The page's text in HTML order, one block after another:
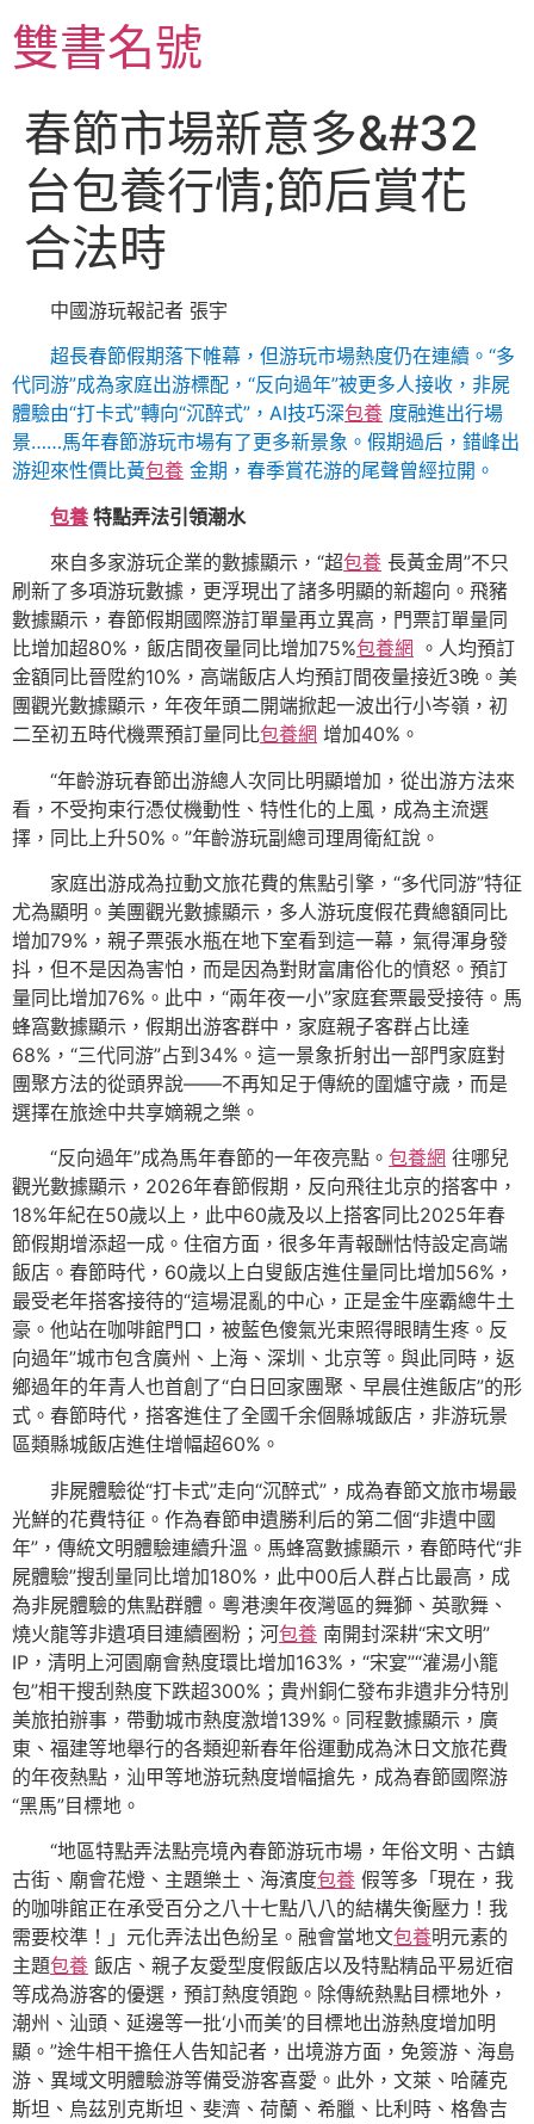
至
主雙書名號
春節市場新意多&#32
台包養行情;節后賞花
合法時
中國游玩報記者 張宇
超長春節假期落下帷幕，但游玩市場熱度仍在連續。“多
代同游”成為家庭出游標配，“反向過年”被更多人接收，非屍
體驗由“打卡式”轉向“沉醉式”，AI技巧深包養 度融進出行場
景……馬年春節游玩市場有了更多新景象。假期過后，錯峰出
游迎來性價比黃包養 金期，春季賞花游的尾聲曾經拉開。
包養 特點弄法引領潮水
來自多家游玩企業的數據顯示，“超包養 長黃金周”不只
刷新了多項游玩數據，更浮現出了諸多明顯的新趨向。飛豬
數據顯示，春節假期國際游訂單量再立異高，門票訂單量同
比增加超80%，飯店間夜量同比增加75%包養網 。人均預訂
金額同比晉陞約10%，高端飯店人均預訂間夜量接近3晚。美
團觀光數據顯示，年夜年頭二開端掀起一波出行小岑嶺，初
二至初五時代機票預訂量同比包養網 增加40%。
“年齡游玩春節出游總人次同比明顯增加，從出游方法來
看，不受拘束行憑仗機動性、特性化的上風，成為主流選
擇，同比上升50%。”年齡游玩副總司理周衛紅說。
家庭出游成為拉動文旅花費的焦點引擎，“多代同游”特征
尤為顯明。美團觀光數據顯示，多人游玩度假花費總額同比
增加79%，親子票張水瓶在地下室看到這一幕，氣得渾身發
抖，但不是因為害怕，而是因為對財富庸俗化的憤怒。預訂
量同比增加76%。此中，“兩年夜一小”家庭套票最受接待。馬
蜂窩數據顯示，假期出游客群中，家庭親子客群占比達
68%，“三代同游”占到34%。這一景象折射出一部門家庭對
團聚方法的從頭界說——不再知足于傳統的圍爐守歲，而是
選擇在旅途中共享嫡親之樂。
“反向過年”成為馬年春節的一年夜亮點。 包養網 往哪兒
觀光數據顯示，2026年春節假期，反向飛往北京的搭客中，
18%年紀在50歲以上，此中60歲及以上搭客同比2025年春
節假期增添超一成。住宿方面，很多年青報酬怙恃設定高端
飯店。春節時代，60歲以上白叟飯店進住量同比增加56%，
最受老年搭客接待的“這場混亂的中心，正是金牛座霸總牛土
豪。他站在咖啡館門口，被藍色傻氣光束照得眼睛生疼。反
向過年”城市包含廣州、上海、深圳、北京等。與此同時，返
鄉過年的年青人也首創了“白日回家團聚、早晨住進飯店”的形
式。春節時代，搭客進住了全國千余個縣城飯店，非游玩景
區類縣城飯店進住增幅超60%。
非屍體驗從“打卡式”走向“沉醉式”，成為春節文旅市場最
光鮮的花費特征。作為春節申遺勝利后的第二個“非遺中國
年”，傳統文明體驗連續升溫。馬蜂窩數據顯示，春節時代“非
屍體驗”搜刮量同比增加180%，此中00后人群占比最高，成
為非屍體驗的焦點群體。粵港澳年夜灣區的舞獅、英歌舞、
燒火龍等非遺項目連續圈粉；河包養 南開封深耕“宋文明”
IP，清明上河園廟會熱度環比增加163%，“宋宴”“灌湯小籠
包”相干搜刮熱度下跌超300%；貴州銅仁發布非遺非分特別
美旅拍辦事，帶動城市熱度激增139%。同程數據顯示，廣
東、福建等地舉行的各類迎新春年俗運動成為沐日文旅花費
的年夜熱點，汕甲等地游玩熱度增幅搶先，成為春節國際游
“黑馬”目標地。
“地區特點弄法點亮境內春節游玩市場，年俗文明、古鎮
古街、廟會花燈、主題樂土、海濱度包養 假等多「現在，我
的咖啡館正在承受百分之八十七點八八的結構失衡壓力！我
需要校準！」元化弄法出色紛呈。融會當地文包養明元素的
主題包養 飯店、親子友愛型度假飯店以及特點精品平易近宿
等成為游客的優選，預訂熱度領跑。除傳統熱點目標地外，
潮州、汕頭、延邊等一批‘小而美’的目標地出游熱度增加明
顯。”途牛相干擔任人告知記者，出境游方面，免簽游、海島
游、異域文明體驗游等備受游客喜愛。此外，文萊、哈薩克
斯坦、烏茲別克斯坦、斐濟、荷蘭、希臘、比利時、格魯吉